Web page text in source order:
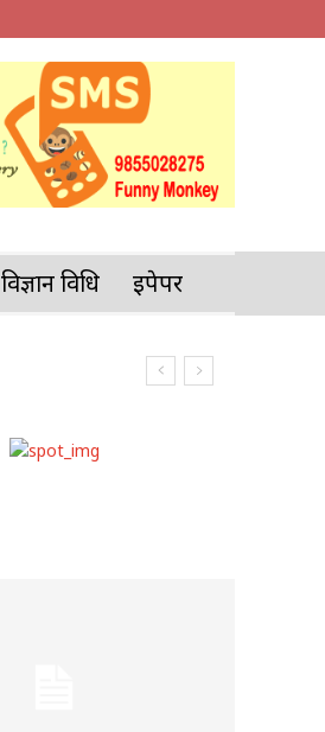
विज्ञान प्रविधि इपेपर